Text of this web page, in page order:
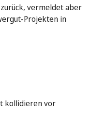
vermeldet aber
Projekten in
kollidieren vor